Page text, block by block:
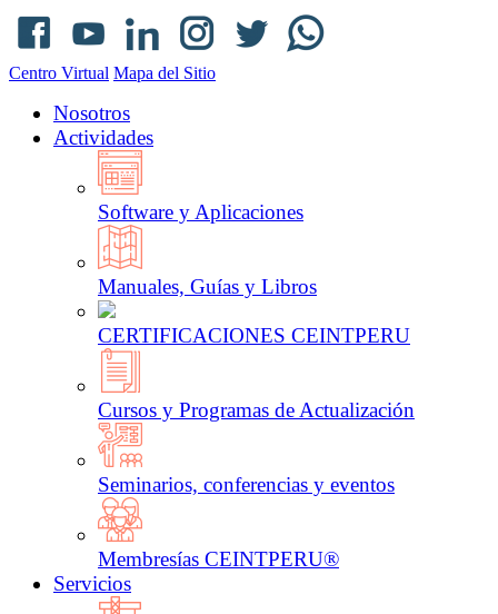
Centro Virtual Mapa del Sitio
Nosotros
Actividades
Software y Aplicaciones
Manuales, Guías y Libros
CERTIFICACIONES CEINTPERU
Cursos y Programas de Actualización
Seminarios, conferencias y eventos
Membresías CEINTPERU®
Servicios